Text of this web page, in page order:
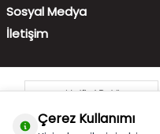
Sosyal Medya
İletişim
Çerez Kullanımı